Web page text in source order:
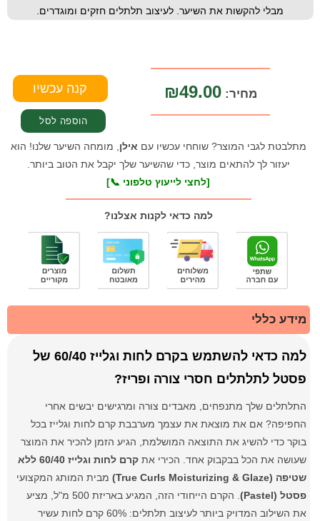
מבלי להקשות את השיער. לעיצוב תלתלים חזקים ומוגדרים.
מחיר:₪49.00
מתלבטת לגבי המוצר? שוחחי עכשיו עם אילן , מומחה השיער שלנו! הוא
יעזור לך להתאים מוצר, כדי שהשיער שלך יקבל את הטוב ביותר.
[לחצי לייעוץ טלפוני 📞]
למה כדאי לקנות אצלנו?
מידע כללי
למה כדאי להשתמש בקרם לחות וגלייז 60/40 של
פסטל לתלתלים חסרי צורה ופריז?
התלתלים שלך מתנפחים, מאבדים צורה ומרגישים יבשים אחרי
החפיפה? אם את מוצאת את עצמך מערבבת קרם לחות וגלייז בכל
בוקר כדי להשיג את התוצאה המושלמת, הגיע הזמן להכיר את המוצר
שעושה את הכל בבקבוק אחד. הכירי את
קרם לחות וגלייז 60/40 ללא
שטיפה (True Curls Moisturizing & Glaze)
מבית המותג המקצועי
פסטל (Pastel)
. הקרם הייחודי הזה, המגיע באריזת 500 מ"ל, מציע
את השילוב המדויק ביותר לעיצוב תלתלים: 60% קרם לחות עשיר